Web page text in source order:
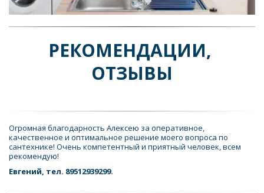
РЕКОМЕНДАЦИИ,
ОТЗЫВЫ
Огромная благодарность Алексею за оперативное,
качественное и оптимальное решение моего вопроса по
сантехнике! Очень компетентный и приятный человек, всем
рекомендую!
Евгений, тел. 89512939299.